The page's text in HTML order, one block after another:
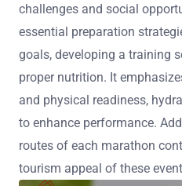
challenges and social
essential preparation
goals, developing a training
proper nutrition. It
and physical readiness,
to enhance performance.
routes of each marathon
tourism appeal of these